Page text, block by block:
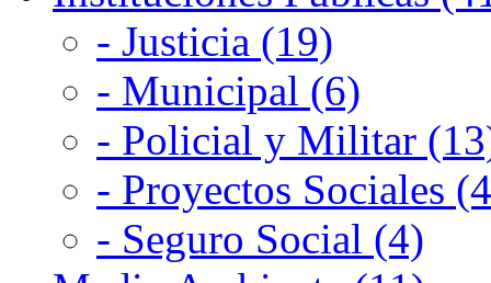
- Justicia (19)
- Municipal (6)
- Policial y Militar
- Proyectos Sociales
- Seguro Social (4)